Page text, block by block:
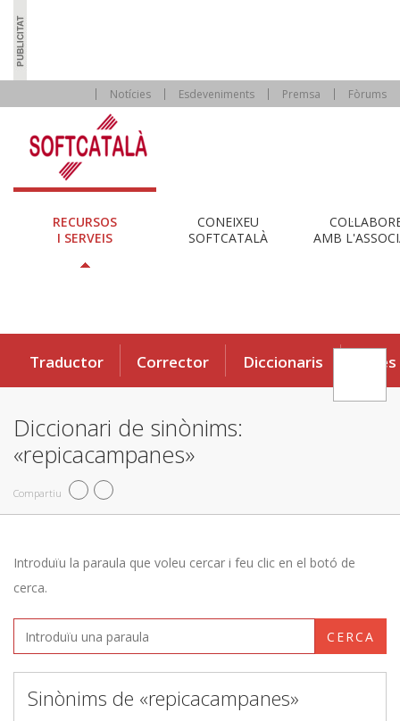
Notícies Esdeveniments Premsa Fòrums
RECURSOS
I SERVEIS
CONEIXEU
SOFTCATALÀ
AMB
Traductor Corrector Diccionaris Eines
Diccionari de sinònims:
«repicacampanes»
Compartiu
Introduïu la paraula que voleu cercar i feu clic en el botó de
cerca.
CERCA
Sinònims de «repicacampanes»